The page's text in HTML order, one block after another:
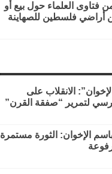
فتاوى العلماء حول بيع أو
أراضي فلسطين للصهاينة
الانقلاب على
لتمرير “صفقة القرن”
الإخوان: الثورة مستمرة